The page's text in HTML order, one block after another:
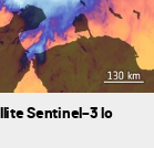
Sentinel–3 lo